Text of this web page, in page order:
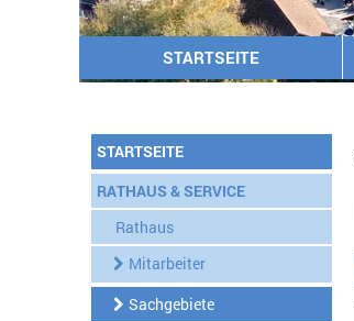
STARTSEITE
STARTSEITE
RATHAUS & SERVICE
Rathaus
Mitarbeiter
Sachgebiete